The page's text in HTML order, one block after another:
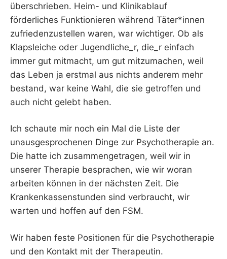
überschrieben. Heim- und Klinikablauf
förderliches Funktionieren während Täter*innen
zufriedenzustellen waren, war wichtiger. Ob als
Klapsleiche oder Jugendliche_r, die_r einfach
immer gut mitmacht, um gut mitzumachen, weil
das Leben ja erstmal aus nichts anderem mehr
bestand, war keine Wahl, die sie getroffen und
auch nicht gelebt haben.
Ich schaute mir noch ein Mal die Liste der
unausgesprochenen Dinge zur Psychotherapie an.
Die hatte ich zusammengetragen, weil wir in
unserer Therapie besprachen, wie wir woran
arbeiten können in der nächsten Zeit. Die
Krankenkassenstunden sind verbraucht, wir
warten und hoffen auf den FSM.
Wir haben feste Positionen für die Psychotherapie
und den Kontakt mit der Therapeutin.